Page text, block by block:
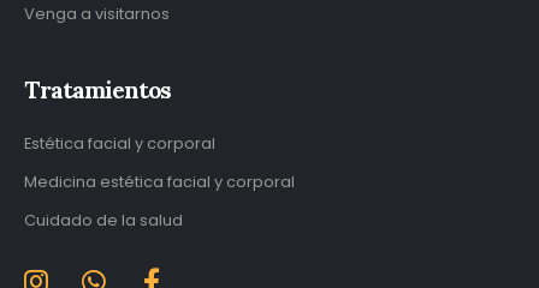
Venga a visitarnos
Tratamientos
Estética facial y corporal
Medicina estética facial y corporal
Cuidado de la salud